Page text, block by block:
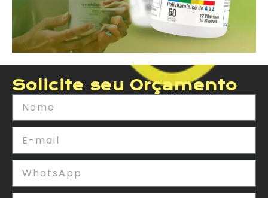
Solicite seu Orçamento